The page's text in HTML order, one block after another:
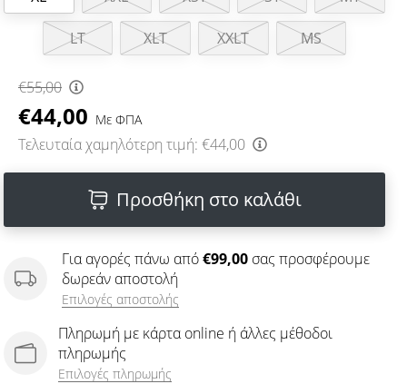
LT XLT XXLT MS
€55,00
€44,00 Με ΦΠΑ
Τελευταία χαμηλότερη τιμή: €44,00
Προσθήκη στο καλάθι
Για αγορές πάνω από€99,00 σας προσφέρουμε
δωρεάν αποστολή
Επιλογές αποστολής
Πληρωμή με κάρτα online ή άλλες μέθοδοι
πληρωμής
Επιλογές πληρωμής